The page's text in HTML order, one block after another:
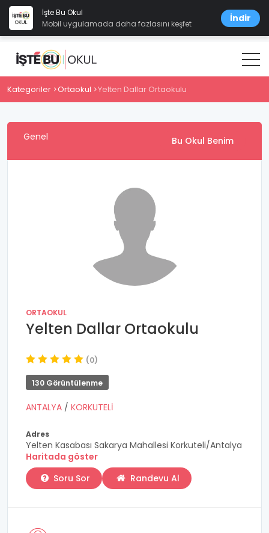
İşte Bu Okul
Mobil uygulamada daha fazlasını keşfet
İndir
Kategoriler Ortaokul Yelten Dallar Ortaokulu
Genel Bu Okul Benim
ORTAOKUL
Yelten Dallar Ortaokulu
(0)
130 Görüntülenme
ANTALYA / KORKUTELİ
Adres
Yelten Kasabası Sakarya Mahallesi Korkuteli/Antalya
Haritada göster
Soru Sor
Randevu Al